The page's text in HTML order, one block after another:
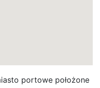
portowe położone